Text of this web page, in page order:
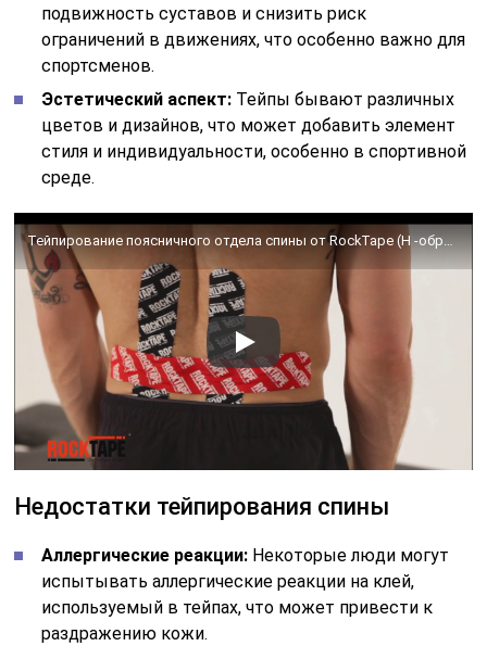
подвижность суставов и снизить риск
ограничений в движениях, что особенно важно для
спортсменов.
Эстетический аспект: Тейпы бывают различных
цветов и дизайнов, что может добавить элемент
стиля и индивидуальности, особенно в спортивной
среде.
Тейпирование поясничного отдела спины от RockTape (H -образный способ)
Недостатки тейпирования спины
Аллергические реакции: Некоторые люди могут
испытывать аллергические реакции на клей,
используемый в тейпах, что может привести к
раздражению кожи.